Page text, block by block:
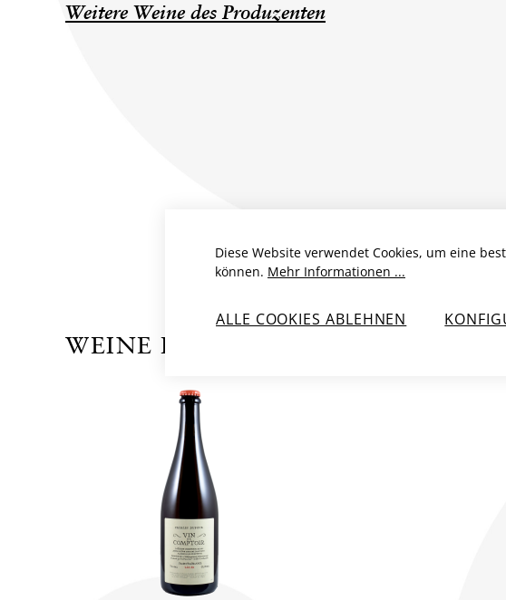
Weitere Weine des Produzenten
WEINE DES PRODUZENTEN
Diese Website verwendet Cookies, um eine
können. Mehr Informationen ...
ALLE COOKIES ABLEHNEN